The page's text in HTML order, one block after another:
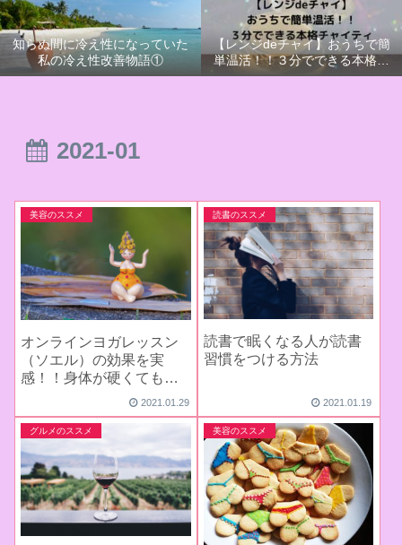
知らぬ間に冷え性になっていた
私の冷え性改善物語①
【レンジdeチャイ】おうちで簡
単温活！！３分でできる本格チ
ャイティ【PR】
2021-01
美容のススメ
オンラインヨガレッスン
（ソエル）の効果を実
感！！身体が硬くてもで
2021.01.29
読書のススメ
読書で眠くなる人が読書
習慣をつける方法
2021.01.19
グルメのススメ 美容のススメ